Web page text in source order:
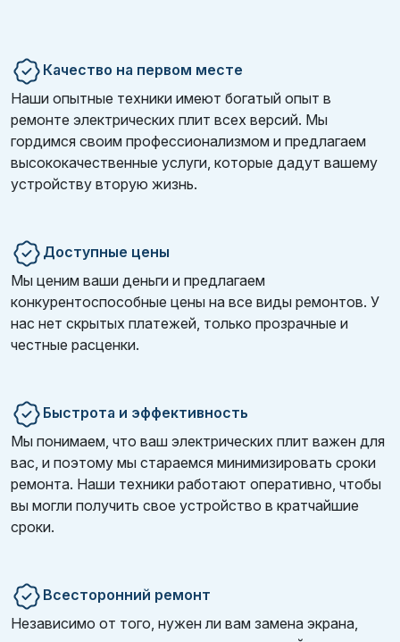
Качество на первом месте
Наши опытные техники имеют богатый опыт в
ремонте электрических плит всех версий. Мы
гордимся своим профессионализмом и предлагаем
высококачественные услуги, которые дадут вашему
устройству вторую жизнь.
Доступные цены
Мы ценим ваши деньги и предлагаем
конкурентоспособные цены на все виды ремонтов. У
нас нет скрытых платежей, только прозрачные и
честные расценки.
Быстрота и эффективность
Мы понимаем, что ваш электрических плит важен для
вас, и поэтому мы стараемся минимизировать сроки
ремонта. Наши техники работают оперативно, чтобы
вы могли получить свое устройство в кратчайшие
сроки.
Всесторонний ремонт
Независимо от того, нужен ли вам замена экрана,